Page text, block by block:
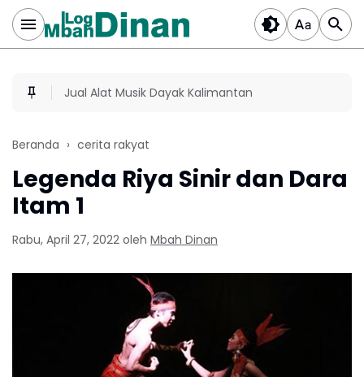
Jual Alat Musik Dayak Kalimantan
Beranda cerita rakyat
Legenda Riya Sinir dan Dara
Itam 1
Rabu, April 27, 2022 oleh Mbah Dinan